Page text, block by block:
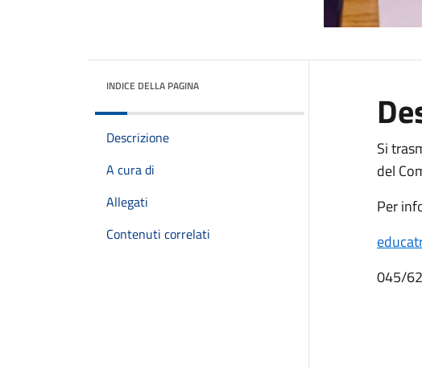
INDICE DELLA PAGINA
Descrizione
A cura di
Allegati
Contenuti correlati
Si
del
Per
045/